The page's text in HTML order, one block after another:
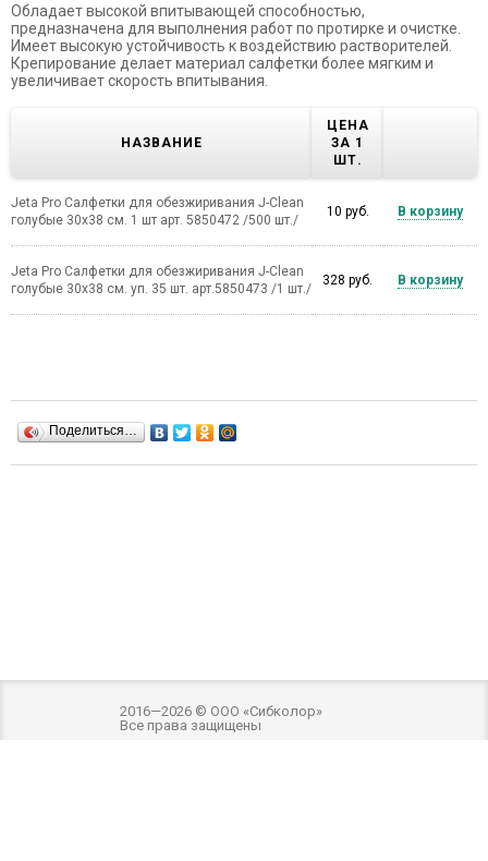
Обладает высокой впитывающей способностью,
предназначена для выполнения работ по протирке и очистке.
Имеет высокую устойчивость к воздействию растворителей.
Крепирование делает материал салфетки более мягким и
увеличивает скорость впитывания.
НАЗВАНИЕ
ЦЕНА
ЗА 1
ШТ.
Jeta Pro Салфетки для обезжиривания J-Clean
голубые 30х38 см. 1 шт арт. 5850472 /500 шт./
10 руб. В корзину
Jeta Pro Салфетки для обезжиривания J-Clean
голубые 30х38 см. уп. 35 шт. арт.5850473 /1 шт./
328 руб. В корзину
Поделиться…
2016—2026 © ООО «Сибколор»
Все права защищены